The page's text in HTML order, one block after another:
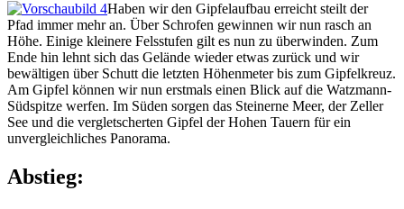
Haben wir den Gipfelaufbau erreicht steilt der
Pfad immer mehr an. Über Schrofen gewinnen wir nun rasch an
Höhe. Einige kleinere Felsstufen gilt es nun zu überwinden. Zum
Ende hin lehnt sich das Gelände wieder etwas zurück und wir
bewältigen über Schutt die letzten Höhenmeter bis zum Gipfelkreuz.
Am Gipfel können wir nun erstmals einen Blick auf die Watzmann-
Südspitze werfen. Im Süden sorgen das Steinerne Meer, der Zeller
See und die vergletscherten Gipfel der Hohen Tauern für ein
unvergleichliches Panorama.
Abstieg: